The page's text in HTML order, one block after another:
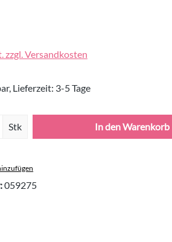
zzgl. Versandkosten
Lieferzeit: 3-5 Tage
Gib den
Stk In den Warenkorb
059275